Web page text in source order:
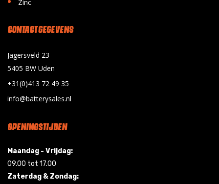
Zinc
CONTACT GEGEVENS
Jagersveld 23
5405 BW Uden
+31(0)413 72 49 35
info@batterysales.nl
OPENINGSTIJDEN
Maandag - Vrijdag:
09.00 tot 17.00
Zaterdag & Zondag: